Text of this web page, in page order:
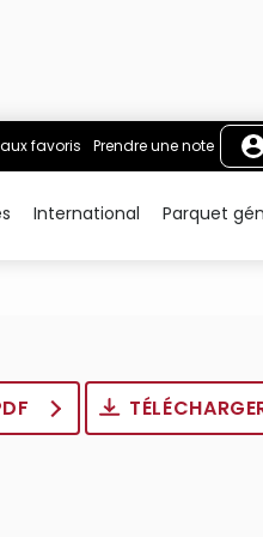
favoris Prendre une note
International Parquet